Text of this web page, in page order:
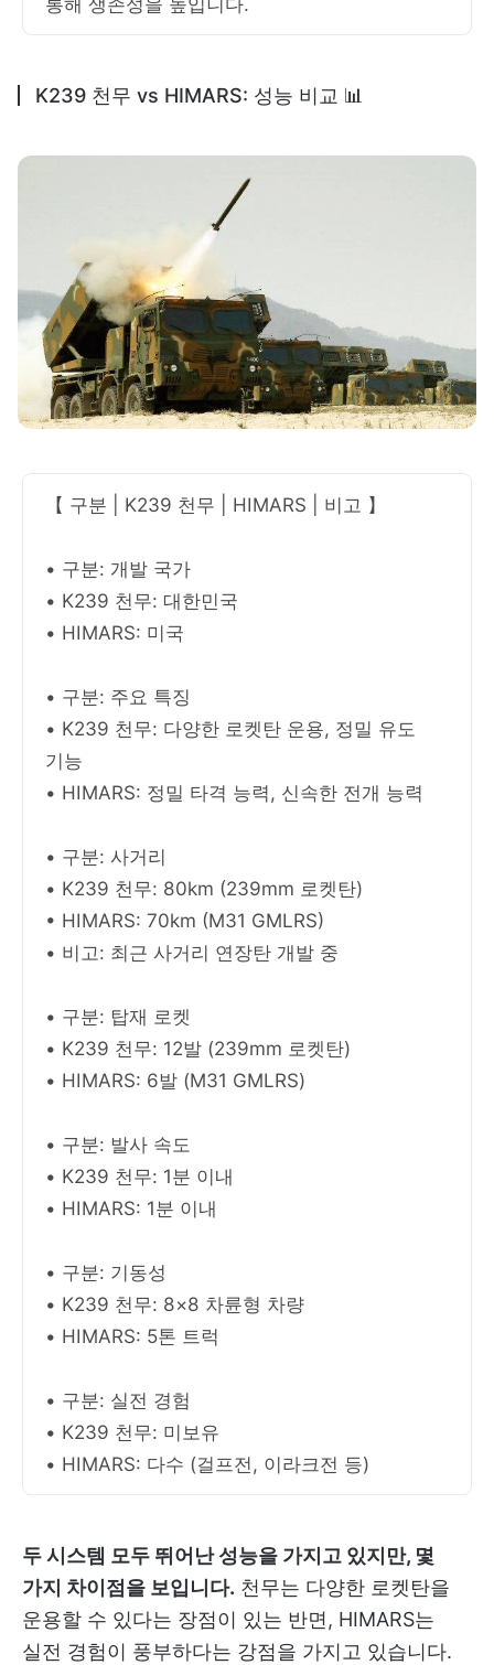
K239 천무 vs HIMARS: 성능 비교 📊
【 구분 | K239 천무 | HIMARS | 비고 】
• 구분: 개발 국가
• K239 천무: 대한민국
• HIMARS: 미국
• 구분: 주요 특징
• K239 천무: 다양한 로켓탄 운용, 정밀 유도
기능
• HIMARS: 정밀 타격 능력, 신속한 전개 능력
• 구분: 사거리
• K239 천무: 80km (239mm 로켓탄)
• HIMARS: 70km (M31 GMLRS)
• 비고: 최근 사거리 연장탄 개발 중
• 구분: 탑재 로켓
• K239 천무: 12발 (239mm 로켓탄)
• HIMARS: 6발 (M31 GMLRS)
• 구분: 발사 속도
• K239 천무: 1분 이내
• HIMARS: 1분 이내
• 구분: 기동성
• K239 천무: 8×8 차륜형 차량
• HIMARS: 5톤 트럭
• 구분: 실전 경험
• K239 천무: 미보유
• HIMARS: 다수 (걸프전, 이라크전 등)
두 시스템 모두 뛰어난 성능을 가지고 있지만, 몇
가지 차이점을 보입니다. 천무는 다양한 로켓탄을
운용할 수 있다는 장점이 있는 반면, HIMARS는
실전 경험이 풍부하다는 강점을 가지고 있습니다.